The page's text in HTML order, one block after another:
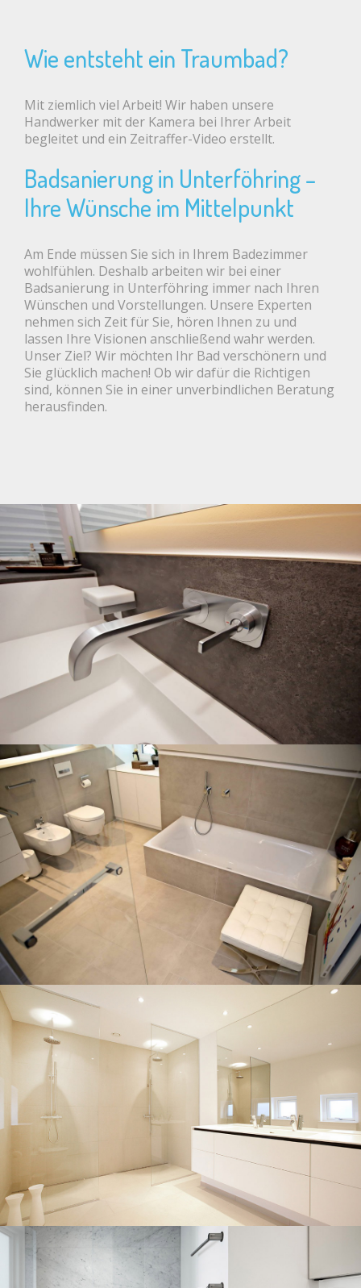
Wie entsteht ein Traumbad?
Mit ziemlich viel Arbeit! Wir haben unsere
Handwerker mit der Kamera bei Ihrer Arbeit
begleitet und ein Zeitraffer-Video erstellt.
Badsanierung in Unterföhring –
Ihre Wünsche im Mittelpunkt
Am Ende müssen Sie sich in Ihrem Badezimmer
wohlfühlen. Deshalb arbeiten wir bei einer
Badsanierung in Unterföhring immer nach Ihren
Wünschen und Vorstellungen. Unsere Experten
nehmen sich Zeit für Sie, hören Ihnen zu und
lassen Ihre Visionen anschließend wahr werden.
Unser Ziel? Wir möchten Ihr Bad verschönern und
Sie glücklich machen! Ob wir dafür die Richtigen
sind, können Sie in einer unverbindlichen Beratung
herausfinden.